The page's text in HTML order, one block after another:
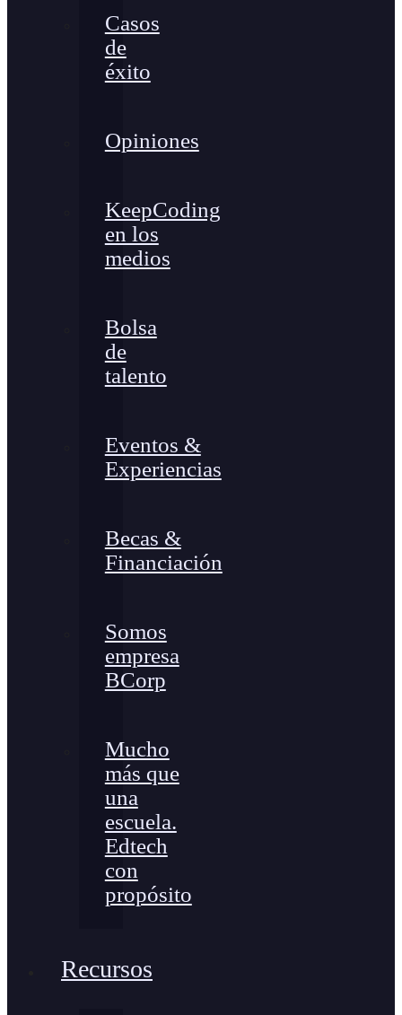
Casos
de
éxito
Opiniones
KeepCoding
en los
medios
Bolsa
de
talento
Eventos &
Experiencias
Becas &
Financiación
Somos
empresa
BCorp
Mucho
más que
una
escuela.
Edtech
con
propósito
Recursos